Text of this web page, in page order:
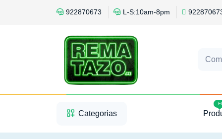
922870673 L-S:10am-8pm
Categorias